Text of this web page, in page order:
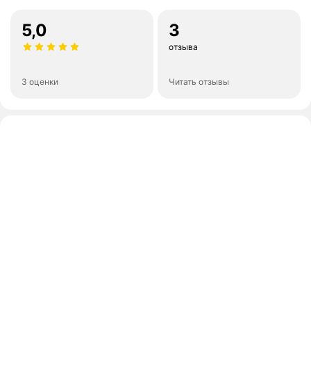
5,0
3 оценки
3
отзыва
Читать отзывы